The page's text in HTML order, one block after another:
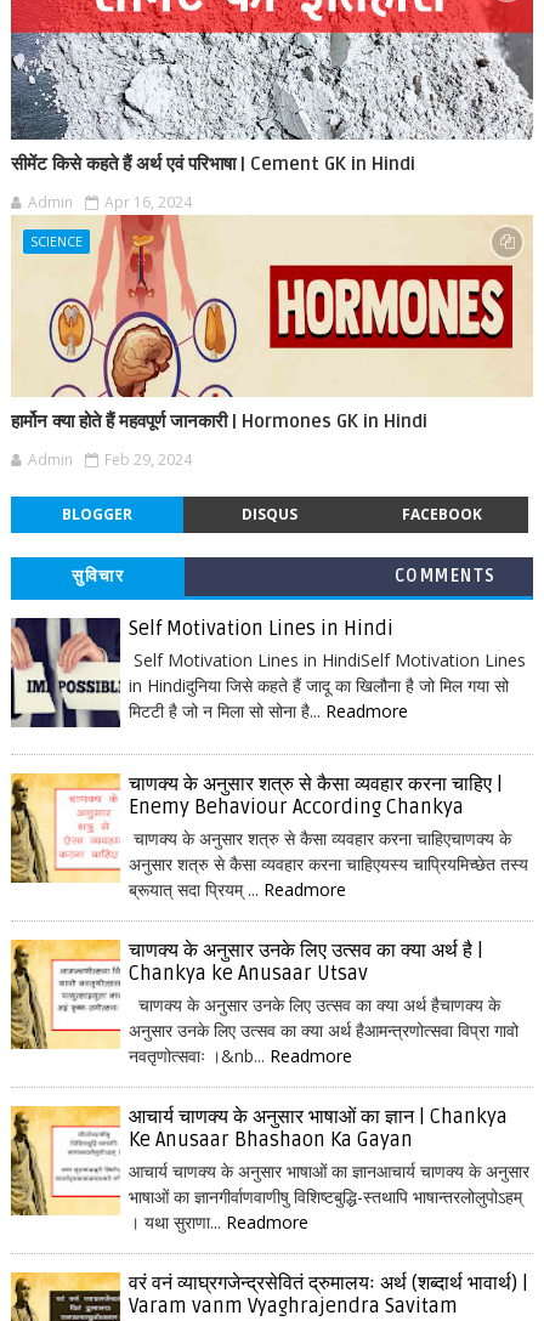
सीमेंट किसे कहते हैं अर्थ एवं परिभाषा | Cement GK in Hindi
Admin Apr 16, 2024
SCIENCE
हार्मोन क्या होते हैं महवपूर्ण जानकारी | Hormones GK in Hindi
Admin Feb 29, 2024
BLOGGER DISQUS FACEBOOK
सुविचार COMMENTS
Self Motivation Lines in Hindi
Self Motivation Lines in HindiSelf Motivation Lines
in Hindiदुनिया जिसे कहते हैं जादू का खिलौना है जो मिल गया सो
मिटटी है जो न मिला सो सोना है... Readmore
चाणक्य के अनुसार शत्रु से कैसा व्यवहार करना चाहिए |
Enemy Behaviour According Chankya
चाणक्य के अनुसार शत्रु से कैसा व्यवहार करना चाहिएचाणक्य के
अनुसार शत्रु से कैसा व्यवहार करना चाहिएयस्य चाप्रियमिच्छेत तस्य
ब्रूयात् सदा प्रियम् ... Readmore
चाणक्य के अनुसार उनके लिए उत्सव का क्या अर्थ है |
Chankya ke Anusaar Utsav
चाणक्य के अनुसार उनके लिए उत्सव का क्या अर्थ हैचाणक्य के
अनुसार उनके लिए उत्सव का क्या अर्थ हैआमन्त्रणोत्सवा विप्रा गावो
नवतृणोत्सवाः ।&nb... Readmore
आचार्य चाणक्य के अनुसार भाषाओं का ज्ञान | Chankya
Ke Anusaar Bhashaon Ka Gayan
आचार्य चाणक्य के अनुसार भाषाओं का ज्ञानआचार्य चाणक्य के अनुसार
भाषाओं का ज्ञानगीर्वाणवाणीषु विशिष्टबुद्धि-स्तथापि भाषान्तरलोलुपोऽहम्
। यथा सुराणा... Readmore
वरं वनं व्याघ्रगजेन्द्रसेवितं द्रुमालयः अर्थ (शब्दार्थ भावार्थ) |
Varam vanm Vyaghrajendra Savitam